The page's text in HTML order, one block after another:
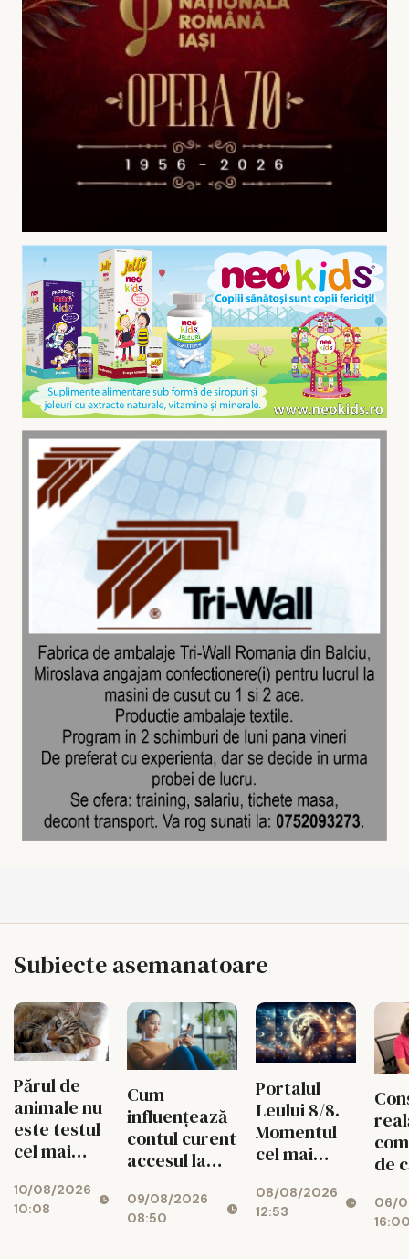
Subiecte asemanatoare
Părul de
animale nu
este testul
cel mai
autonomia
și filtrul
10/08/2026
10:08
Cum
influențează
contul curent
accesul la
09/08/2026
08:50
Portalul
Leului 8/8.
Momentul
cel mai
verii
08/08/2026
12:53
de
06/